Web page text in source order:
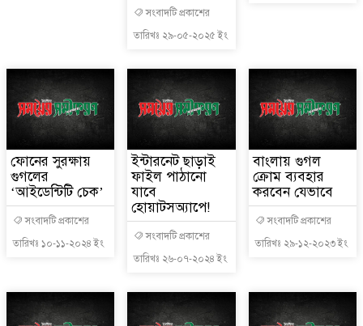
সংবাদটি প্রকাশের
তারিখঃ ২৯-০৫-২০২৫ ইং
ফোনের সুরক্ষায়
গুগলের
‘আইডেন্টিটি চেক’
সংবাদটি প্রকাশের
তারিখঃ ১০-১১-২০২৪ ইং
ইন্টারনেট ছাড়াই
ফাইল পাঠানো
যাবে
হোয়াটসঅ্যাপে!
সংবাদটি প্রকাশের
তারিখঃ ২৬-০৭-২০২৪ ইং
বাংলায় গুগল
ক্রোম ব্যবহার
করবেন যেভাবে
সংবাদটি প্রকাশের
তারিখঃ ২৯-১২-২০২৩ ইং